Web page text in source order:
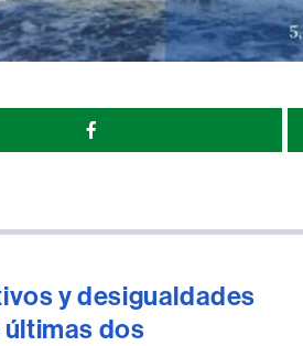
y desigualdades
últimas dos